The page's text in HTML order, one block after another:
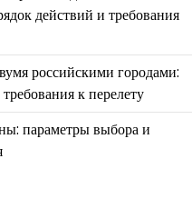
действий и требования
российскими городами:
к перелету
параметры выбора и